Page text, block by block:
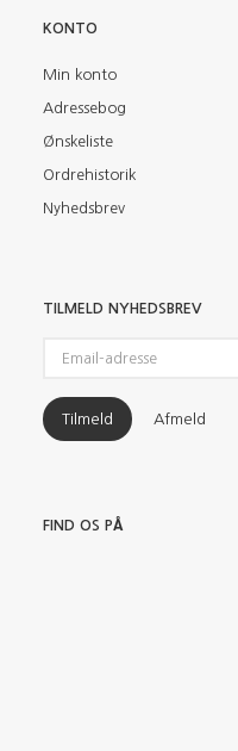
KONTO
Min konto
Adressebog
Ønskeliste
Ordrehistorik
Nyhedsbrev
TILMELD NYHEDSBREV
adresse
Tilmeld Afmeld
FIND OS PÅ